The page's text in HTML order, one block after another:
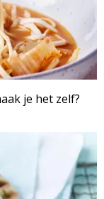
je het zelf?